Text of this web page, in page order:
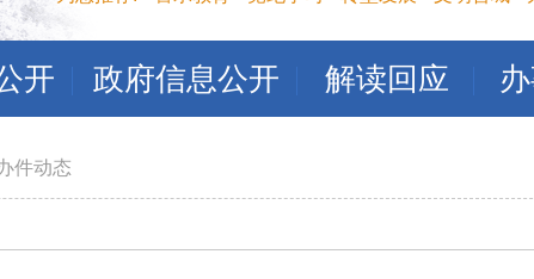
开 政府信息公开 解读回应
件动态